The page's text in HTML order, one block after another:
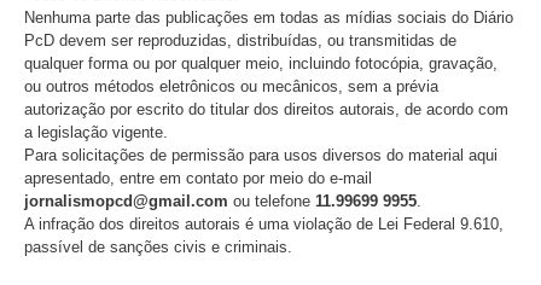
Artigo/Opinião
Atualidades
Destaques
Fatos
Inclusão
Isenção de Impostos
Mercado de Trabalho
Nenhuma parte das publicações em todas as mídias sociais do Diário
PcD devem ser reproduzidas, distribuídas, ou transmitidas de
qualquer forma ou por qualquer meio, incluindo fotocópia, gravação,
ou outros métodos eletrônicos ou mecânicos, sem a prévia
autorização por escrito do titular dos direitos autorais, de acordo com
a legislação vigente.
Para solicitações de permissão para usos diversos do material aqui
apresentado, entre em contato por meio do e-mail
jornalismopcd@gmail.com ou telefone 11.99699 9955
A infração dos direitos autorais é uma violação de Lei Federal 9.610,
passível de sanções civis e criminais.